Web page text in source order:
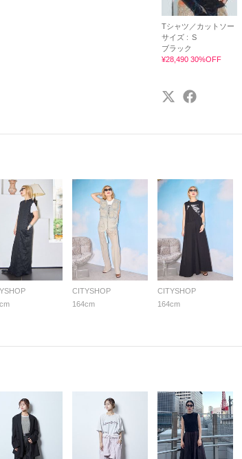
Tシャツ／カットソー
サイズ : S
ブラック
¥28,490 30%OFF
CITYSHOP
164cm
CITYSHOP
164cm